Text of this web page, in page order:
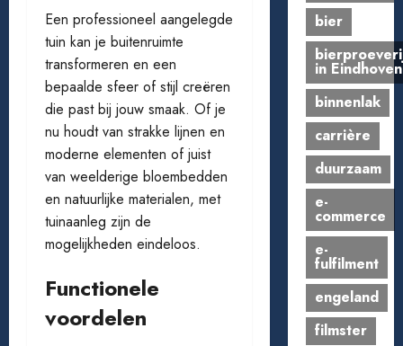
Een professioneel aangelegde
tuin kan je buitenruimte
transformeren en een
bepaalde sfeer of stijl creëren
die past bij jouw smaak. Of je
nu houdt van strakke lijnen en
moderne elementen of juist
van weelderige bloembedden
en natuurlijke materialen, met
tuinaanleg zijn de
mogelijkheden eindeloos.
Functionele
voordelen
bier
in Eindhoven
binnenlak
carrière
duurzaam
e-
commerce
e-
fulfilment
engeland
filmster